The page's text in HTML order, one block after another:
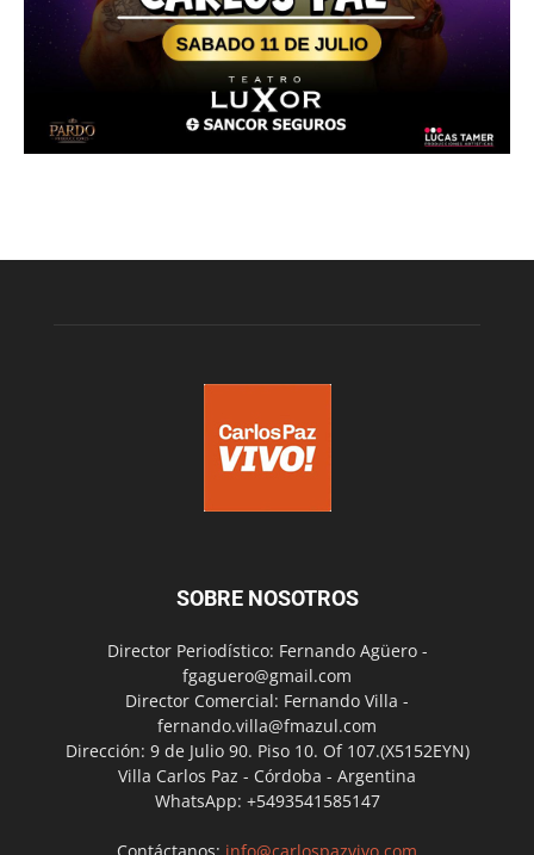
SOBRE NOSOTROS
Director Periodístico: Fernando Agüero -
fgaguero@gmail.com
Director Comercial: Fernando Villa -
fernando.villa@fmazul.com
Dirección: 9 de Julio 90. Piso 10. Of 107.(X5152EYN)
Villa Carlos Paz - Córdoba - Argentina
WhatsApp: +5493541585147